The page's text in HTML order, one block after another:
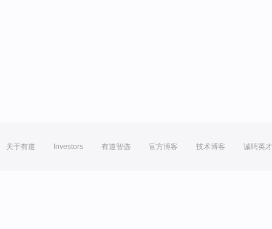
关于有道 Investors 有道智选 官方博客 技术博客 诚聘英才